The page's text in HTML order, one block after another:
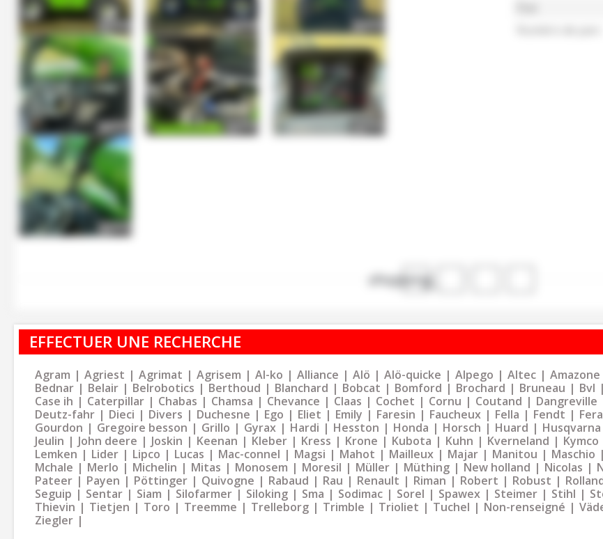
shopping_cart
EFFECTUER UNE RECHERCHE
Agram Agriest Agrimat Agrisem Al-ko Alliance Alö Alö-quicke Alpego Altec Amazone
Bednar
Belair Belrobotics Berthoud Blanchard Bobcat Bomford Brochard Bruneau Bvl
Case ih
Caterpillar Chabas Chamsa Chevance Claas Cochet Cornu Coutand Dangreville
Deutz-fahr
Dieci Divers Duchesne Ego Eliet Emily Faresin Faucheux Fella Fendt
Gourdon
Gregoire besson Grillo Gyrax Hardi Hesston Honda Horsch Huard Husqvarna
Jeulin
John deere Joskin Keenan Kleber Kress Krone Kubota Kuhn Kverneland Kymco
Lemken
Lider Lipco Lucas Mac-connel Magsi Mahot Mailleux Majar Manitou Maschio
Mchale
Merlo Michelin Mitas Monosem Moresil Müller Müthing New holland Nicolas
Pateer
Payen Pöttinger Quivogne Rabaud Rau Renault Riman Robert Robust
Seguip
Sentar Siam Silofarmer Siloking Sma Sodimac Sorel Spawex Steimer Stihl
Thievin
Tietjen Toro Treemme Trelleborg Trimble Trioliet Tuchel Non-renseigné
Ziegler